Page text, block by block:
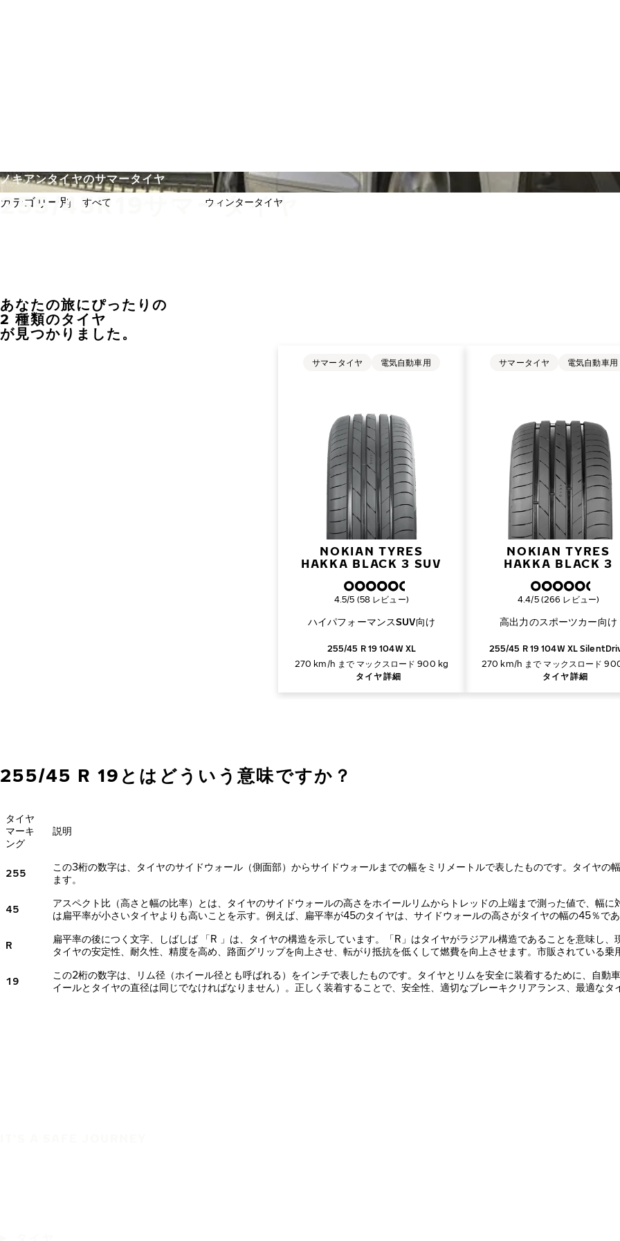
255/45R19サマータイヤ
ノキアンタイヤのサマータイヤ
カテゴリー別: すべて ウィンタータイヤ
あなたの旅にぴったりの
2 種類のタイヤ
が見つかりました。
NOKIAN TYRES
HAKKA BLACK 3 SUV
ハイパフォーマンスSUV向け
サマータイヤ 電気自動車用
総合評価
4.5/5 (58 レビュー)
255/45 R 19 104W XL
270 km/h まで マックスロード 900 kg
タイヤ詳細
NOKIAN TYRES
HAKKA BLACK 3
高出力のスポーツカー向け
サマータイヤ 電気自動車用
総合評価
4.4/5 (266 レビュー)
255/45 R 19 104W XL
270 km/h まで マックスロード
タイヤ詳細
255/45 R 19とはどういう意味ですか？
タイヤ
マーキ
ング
説明
255
この3桁の数字は、タイヤのサイドウォール（側面部）からサイドウォールまでの幅をミリメートルで表したものです。タイヤ
ます。
45
アスペクト比（高さと幅の比率）とは、タイヤのサイドウォールの高さをホイールリムからトレッドの上端まで測った値で、幅
は扁平率が小さいタイヤよりも高いことを示す。例えば、扁平率が45のタイヤは、サイドウォールの高さがタイヤの幅の45％で
R
扁平率の後につく文字、しばしば 「R 」は、タイヤの構造を示しています。「R」はタイヤがラジアル構造であることを意味し
タイヤの安定性、耐久性、精度を高め、路面グリップを向上させ、転がり抵抗を低くして燃費を向上させます。市販されている
19
この2桁の数字は、リム径（ホイール径とも呼ばれる）をインチで表したものです。タイヤとリムを安全に装着するために、自
イールとタイヤの直径は同じでなければなりません）。正しく装着することで、安全性、適切なブレーキクリアランス、最適な